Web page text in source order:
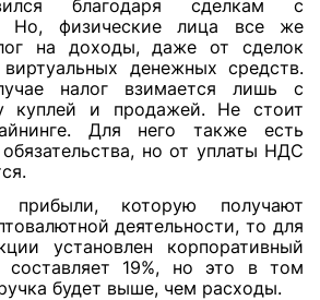
благодаря сделкам с
Но, физические лица все же
на доходы, даже от сделок
денежных средств.
налог взимается лишь с
куплей и продажей. Не стоит
Для него также есть
но от уплаты НДС
прибыли, которую получают
деятельности, то для
установлен корпоративный
составляет 19%, но это в том
будет выше, чем расходы.